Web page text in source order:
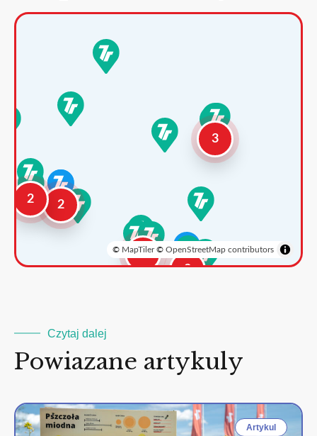
2
2
3
2
3
© MapTiler© OpenStreetMap contributors
Czytaj dalej
Powiazane artykuly
Artykul